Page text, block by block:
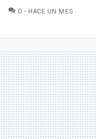
0 COMENTARIOS
HACE UN MES